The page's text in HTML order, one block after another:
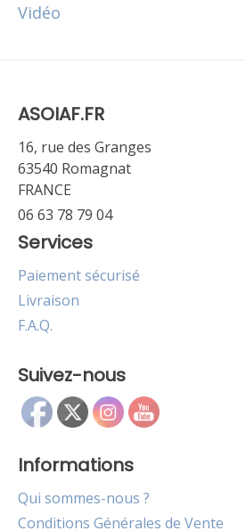
Vidéo
ASOIAF.FR
16, rue des Granges
63540 Romagnat
FRANCE
06 63 78 79 04
Services
Paiement sécurisé
Livraison
F.A.Q.
Suivez-nous
Informations
Qui sommes-nous ?
Conditions Générales de Vente